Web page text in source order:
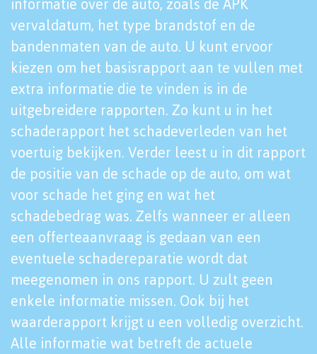
informatie over de auto, zoals de APK
vervaldatum, het type brandstof en de
bandenmaten van de auto. U kunt ervoor
kiezen om het basisrapport aan te vullen met
extra informatie die te vinden is in de
uitgebreidere rapporten. Zo kunt u in het
schaderapport het schadeverleden van het
voertuig bekijken. Verder leest u in dit rapport
de positie van de schade op de auto, om wat
voor schade het ging en wat het
schadebedrag was. Zelfs wanneer er alleen
een offerteaanvraag is gedaan van een
eventuele schadereparatie wordt dat
meegenomen in ons rapport. U zult geen
enkele informatie missen. Ook bij het
waarderapport krijgt u een volledig overzicht.
Alle informatie wat betreft de actuele